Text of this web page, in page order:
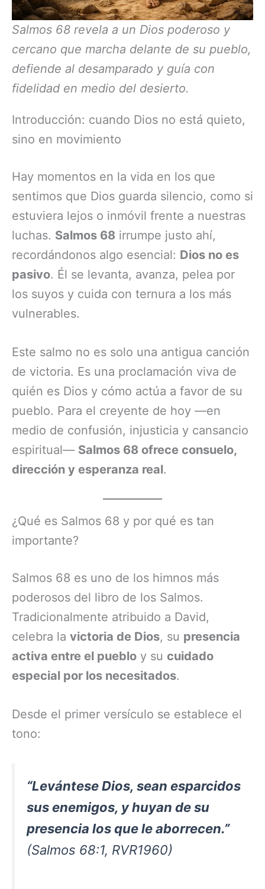
Salmos 68 revela a un Dios poderoso y
cercano que marcha delante de su pueblo,
defiende al desamparado y guía con
fidelidad en medio del desierto.
Introducción: cuando Dios no está quieto,
sino en movimiento
Hay momentos en la vida en los que
sentimos que Dios guarda silencio, como si
estuviera lejos o inmóvil frente a nuestras
luchas. Salmos 68 irrumpe justo ahí,
recordándonos algo esencial: Dios no es
pasivo. Él se levanta, avanza, pelea por
los suyos y cuida con ternura a los más
vulnerables.
Este salmo no es solo una antigua canción
de victoria. Es una proclamación viva de
quién es Dios y cómo actúa a favor de su
pueblo. Para el creyente de hoy —en
medio de confusión, injusticia y cansancio
espiritual— Salmos 68 ofrece consuelo,
dirección y esperanza real.
¿Qué es Salmos 68 y por qué es tan
importante?
Salmos 68 es uno de los himnos más
poderosos del libro de los Salmos.
Tradicionalmente atribuido a David,
celebra la victoria de Dios, su presencia
activa entre el pueblo y su cuidado
especial por los necesitados.
Desde el primer versículo se establece el
tono:
“Levántese Dios, sean esparcidos
sus enemigos, y huyan de su
presencia los que le aborrecen.”
(Salmos 68:1, RVR1960)